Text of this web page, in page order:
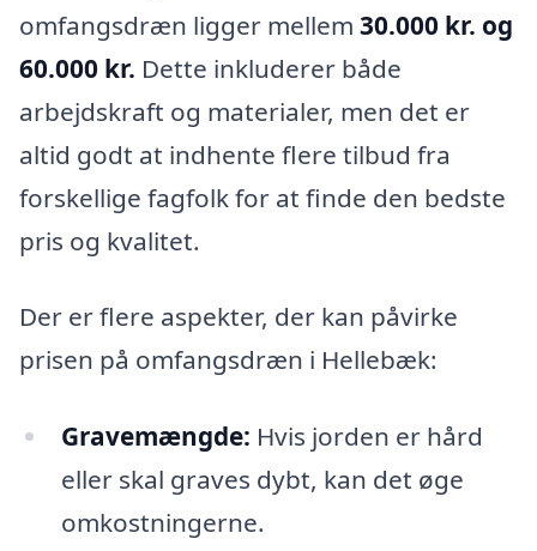
omfangsdræn ligger mellem 30.000 kr. og
60.000 kr. Dette inkluderer både
arbejdskraft og materialer, men det er
altid godt at indhente flere tilbud fra
forskellige fagfolk for at finde den bedste
pris og kvalitet.
Der er flere aspekter, der kan påvirke
prisen på omfangsdræn i Hellebæk:
Gravemængde: Hvis jorden er hård
eller skal graves dybt, kan det øge
omkostningerne.